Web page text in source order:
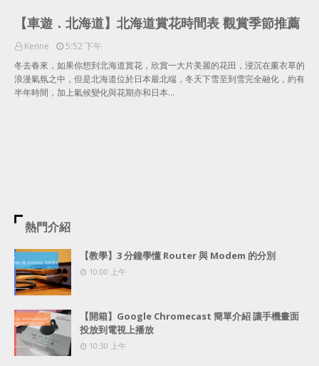
【車遊．北海道】北海道賞花時間表 觀賞季節推薦
Kenne
5:52 下午
冬去春來，如果你想到北海道賞花，欣賞一大片美麗的花田，浸沉在薰衣草的
浪漫氣氛之中，但是北海道位於日本最北端，冬天下雪至到雪完全融化，約有
半年時間，加上氣候變化與花期亦和日本…
熱門介紹
【教學】3 分鐘學懂 Router 與 Modem 的分別
10:00 上午
【開箱】Google Chromecast 簡單介紹 讓手機畫面
投放到電視上播放
10:30 上午